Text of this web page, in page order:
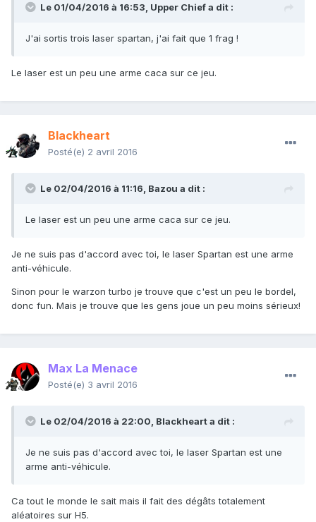
Le 01/04/2016 à 16:53, Upper Chiefa dit :
J'ai sortis trois laser spartan, j'ai fait que 1 frag !
Le laser est un peu une arme caca sur ce jeu.
Blackheart
Posté(e) 2 avril 2016
Le 02/04/2016 à 11:16, Bazou a dit :
Le laser est un peu une arme caca sur ce jeu.
Je ne suis pas d'accord avec toi, le laser Spartan est une arme
anti-véhicule.
Sinon pour le warzon turbo je trouve que c'est un peu le bordel,
donc fun. Mais je trouve que les gens joue un peu moins sérieux!
Max La Menace
Posté(e) 3 avril 2016
Le 02/04/2016 à 22:00, Blackhearta dit :
Je ne suis pas d'accord avec toi, le laser Spartan est une
arme anti-véhicule.
Ca tout le monde le sait mais il fait des dégâts totalement
aléatoires sur H5.